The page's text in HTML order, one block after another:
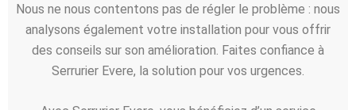
Nous ne nous contentons pas de régler le problème : nous
analysons également votre installation pour vous offrir
des conseils sur son amélioration. Faites confiance à
Serrurier Evere, la solution pour vos urgences.